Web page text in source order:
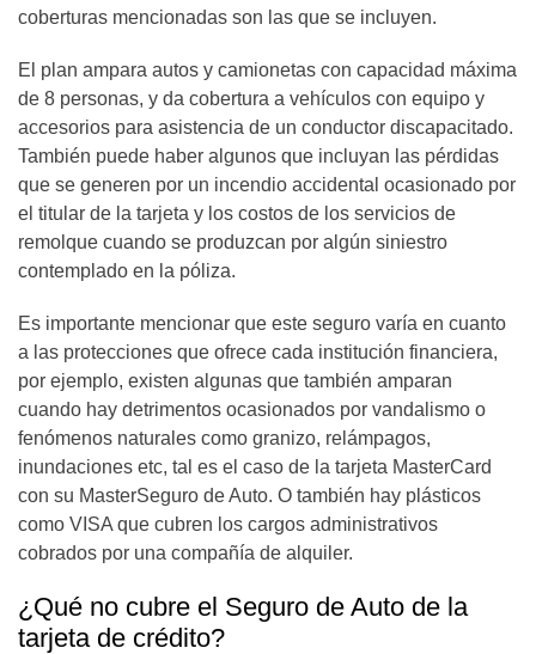
coberturas mencionadas son las que se incluyen.
El plan ampara autos y camionetas con capacidad máxima
de 8 personas, y da cobertura a vehículos con equipo y
accesorios para asistencia de un conductor discapacitado.
También puede haber algunos que incluyan las pérdidas
que se generen por un incendio accidental ocasionado por
el titular de la tarjeta y los costos de los servicios de
remolque cuando se produzcan por algún siniestro
contemplado en la póliza.
Es importante mencionar que este seguro varía en cuanto
a las protecciones que ofrece cada institución financiera,
por ejemplo, existen algunas que también amparan
cuando hay detrimentos ocasionados por vandalismo o
fenómenos naturales como granizo, relámpagos,
inundaciones etc, tal es el caso de la tarjeta MasterCard
con su MasterSeguro de Auto. O también hay plásticos
como VISA que cubren los cargos administrativos
cobrados por una compañía de alquiler.
¿Qué no cubre el Seguro de Auto de la
tarjeta de crédito?